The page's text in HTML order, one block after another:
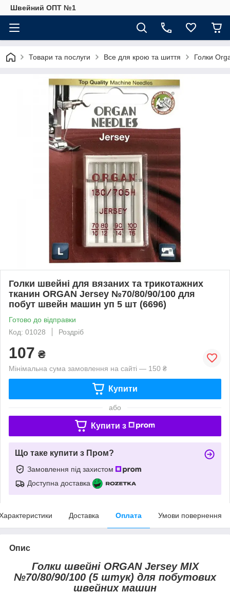
Швейний ОПТ №1
Товари та послуги Все для крою та шиття Голки
Голки швейні для вязаних та трикотажних
тканин ORGAN Jersey №70/80/90/100 для
побут швейн машин уп 5 шт (6696)
Готово до відправки
Код: 01028
Роздріб
107 ₴
Мінімальна сума замовлення на сайті — 150 ₴
Купити
або
Купити з
Що таке купити з Пром?
Замовлення під захистом
Доступна доставка
Доставка Оплата Умови повернення
Опис
Голки швейні ORGAN Jersey MIX
№70/80/90/100 (5 штук) для побутових
швейних машин